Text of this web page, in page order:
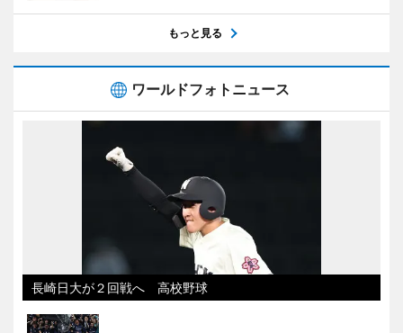
もっと見る
ワールドフォトニュース
長崎日大が２回戦へ 高校野球